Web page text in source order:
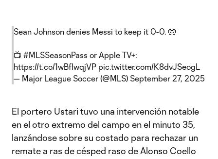
Sean Johnson denies Messi to keep it 0-0. 🧤
📺 #MLSSeasonPass or Apple TV+:
https://t.co/1wBfIwqjVP pic.twitter.com/K8dvJSeogL
— Major League Soccer (@MLS) September 27, 2025
El portero Ustari tuvo una intervención notable
en el otro extremo del campo en el minuto 35,
lanzándose sobre su costado para rechazar un
remate a ras de césped raso de Alonso Coello